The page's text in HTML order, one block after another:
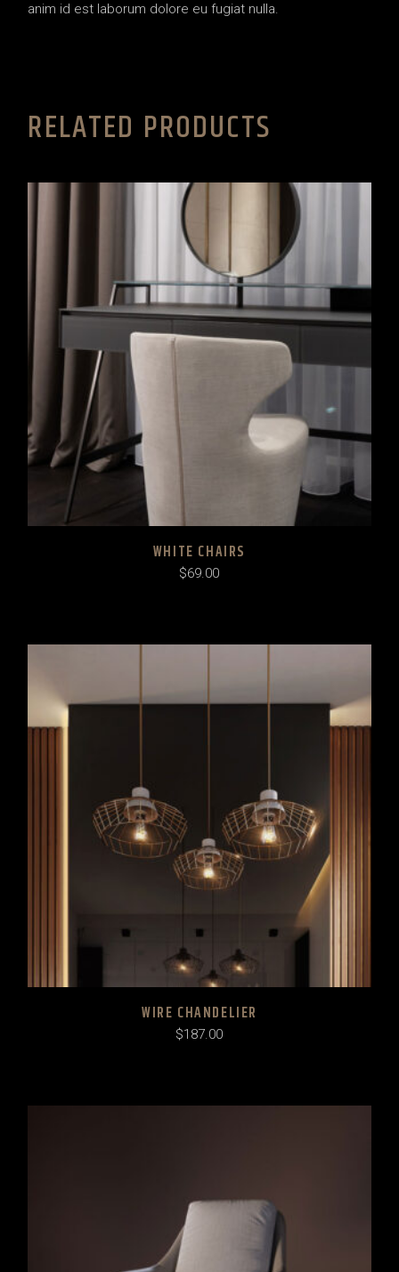
anim id est laborum dolore eu fugiat nulla.
RELATED PRODUCTS
WHITE CHAIRS
$69.00
WIRE CHANDELIER
$187.00